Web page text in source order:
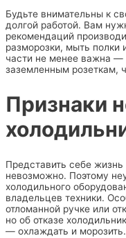
Будьте внимательны к
долгой работой. Вам
рекомендаций
разморозки, мыть полки
части не менее важна —
заземленным розеткам,
Признаки
Представить себе
невозможно. Поэтому
холодильного
владельцев техники.
отломанной ручке или
но об отказе
— охлаждать и морозить.